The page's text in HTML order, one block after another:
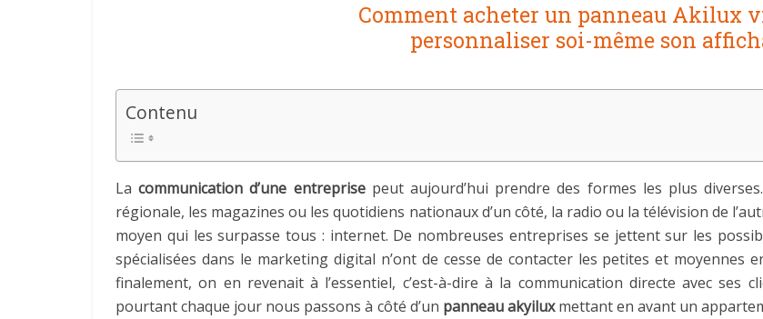
Comment acheter un panneau Akilux
personnaliser soi-même son
Contenu
Lacommunication d’une entreprisepeut aujourd’hui prendre des formes les plus
régionale, les magazines ou les quotidiens nationaux d’un côté, la radio ou la télévision de
moyen qui les surpasse tous : internet. De nombreuses entreprises se jettent sur les
spécialisées dans le marketing digital n’ont de cesse de contacter les petites et
finalement, on en revenait à l’essentiel, c’est-à-dire à la communication directe avec ses
pourtant chaque jour nous passons à côté d’un panneau akyiluxmettant en avant un